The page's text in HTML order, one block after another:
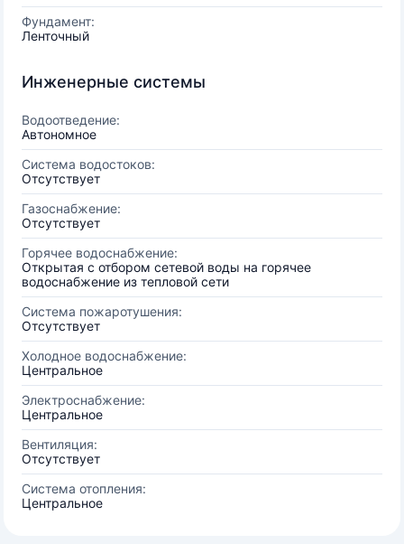
Фундамент:
Ленточный
Инженерные системы
Водоотведение:
Автономное
Система водостоков:
Отсутствует
Газоснабжение:
Отсутствует
Горячее водоснабжение:
Открытая с отбором сетевой воды на горячее
водоснабжение из тепловой сети
Система пожаротушения:
Отсутствует
Холодное водоснабжение:
Центральное
Электроснабжение:
Центральное
Вентиляция:
Отсутствует
Система отопления:
Центральное